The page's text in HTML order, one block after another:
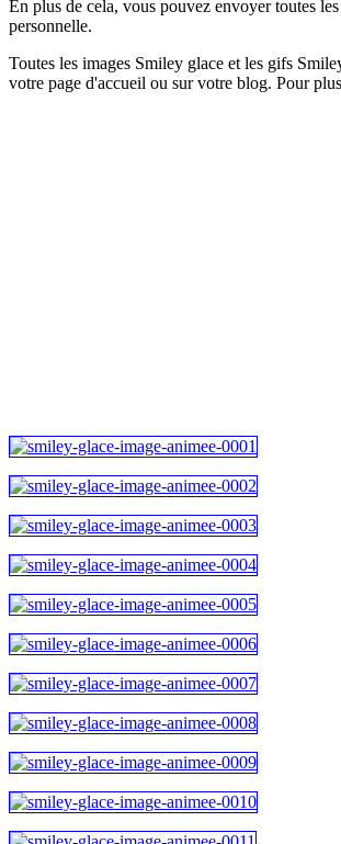
En plus de cela, vous pouvez envoyer toutes
personnelle.
Toutes les images Smiley glace et les gifs
votre page d'accueil ou sur votre blog. Pour